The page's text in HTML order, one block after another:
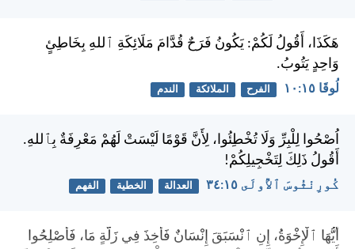
هَكَذَا، أَقُولُ لَكُمْ: يَكُونُ فَرَحٌ قُدَّامَ مَلَائِكَةِ ٱللهِ بِخَاطِئٍ
وَاحِدٍ يَتُوبُ.
لُوقَا ١٥:‏١٠ الفرح الملائكة الندم
اُصْحُوا لِلْبِرِّ وَلَا تُخْطِئُوا، لِأَنَّ قَوْمًا لَيْسَتْ لَهُمْ مَعْرِفَةٌ بِٱللهِ.
أَقُولُ ذَلِكَ لِتَخْجِيلِكُمْ!
كُورِنْثُوسَ ٱلأُولَى ١٥:‏٣٤ العدالة الخطية الفهم
أَيُّهَا ٱلْإِخْوَةُ، إِنِ ٱنْسَبَقَ إِنْسَانٌ فَأُخِذَ فِي زَلَّةٍ مَا، فَأَصْلِحُوا